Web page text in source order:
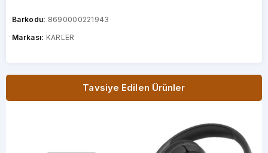
Barkodu: 8690000221943
Markası: KARLER
Tavsiye Edilen Ürünler